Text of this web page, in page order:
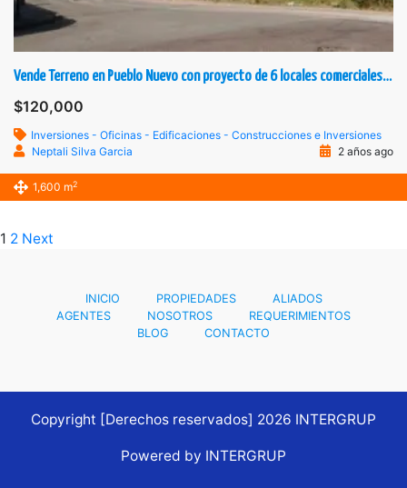
Vende Terreno en Pueblo Nuevo con proyecto de 6 locales comerciales y 12 apartamentos
$120,000
Inversiones - Oficinas - Edificaciones - Construcciones e Inversiones
Neptali Silva Garcia
2 años ago
1,600 m2
1 2 Next
INICIO PROPIEDADES
ALIADOS
AGENTES
NOSOTROS
REQUERIMIENTOS
BLOG
CONTACTO
Copyright [Derechos reservados] 2026 INTERGRUP
Powered by INTERGRUP